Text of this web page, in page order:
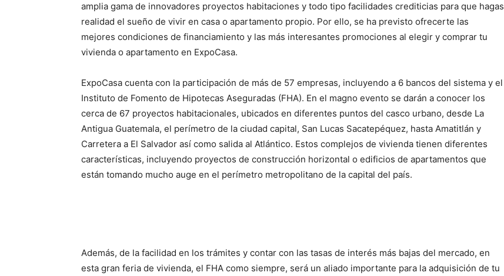
amplia gama de innovadores proyectos habitaciones y todo tipo facilidades crediticias para que hagas
realidad el sueño de vivir en casa o apartamento propio. Por ello, se ha previsto ofrecerte las
mejores condiciones de financiamiento y las más interesantes promociones al elegir y comprar tu
vivienda o apartamento en ExpoCasa.
ExpoCasa cuenta con la participación de más de 57 empresas, incluyendo a 6 bancos del sistema y el
Instituto de Fomento de Hipotecas Aseguradas (FHA). En el magno evento se darán a conocer los
cerca de 67 proyectos habitacionales, ubicados en diferentes puntos del casco urbano, desde La
Antigua Guatemala, el perímetro de la ciudad capital, San Lucas Sacatepéquez, hasta Amatitlán y
Carretera a El Salvador así como salida al Atlántico. Estos complejos de vivienda tienen diferentes
características, incluyendo proyectos de construcción horizontal o edificios de apartamentos que
están tomando mucho auge en el perímetro metropolitano de la capital del país.
Además, de la facilidad en los trámites y contar con las tasas de interés más bajas del mercado, en
esta gran feria de vivienda, el FHA como siempre, será un aliado importante para la adquisición de tu